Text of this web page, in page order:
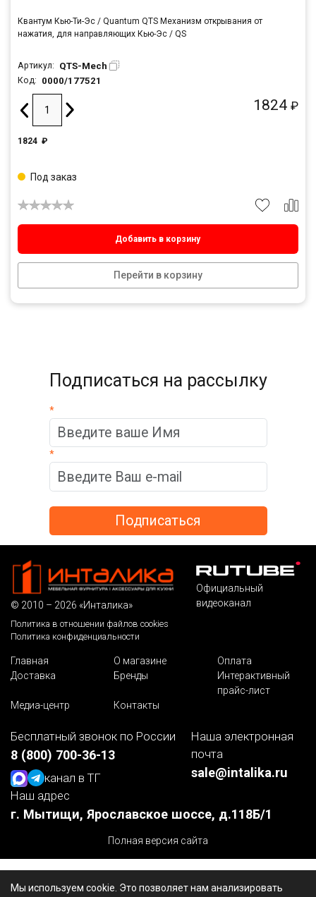
Квантум Кью-Ти-Эс / Quantum QTS Механизм открывания от
нажатия, для направляющих Кью-Эс / QS
Артикул: QTS-Mech
Код: 0000/177521
1824 ₽
1824 ₽
Добавить в корзину
Перейти в корзину
Под заказ
Подписаться на рассылку
*
*
Мы используем cookie. Это позволяет нам анализировать
© 2010 – 2026 «Инталика»
Политика в отношении файлов cookies
Политика конфиденциальности
Официальный
видеоканал
Главная О магазине
Оплата
Доставка
Бренды
Интерактивный
прайс-лист
Медиа-центр
Контакты
Бесплатный звонок по России
8 (800) 700-36-13
канал в ТГ
Наша электронная
почта
sale@intalika.ru
Наш адрес
г. Мытищи, Ярославское шоссе, д.118Б/1
Полная версия сайта